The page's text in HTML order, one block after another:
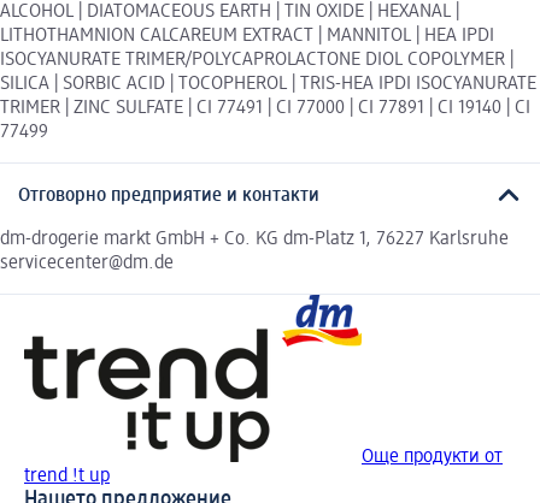
ALCOHOL | DIATOMACEOUS EARTH | TIN OXIDE | HEXANAL |
LITHOTHAMNION CALCAREUM EXTRACT | MANNITOL | HEA IPDI
ISOCYANURATE TRIMER/POLYCAPROLACTONE DIOL COPOLYMER |
SILICA | SORBIC ACID | TOCOPHEROL | TRIS-HEA IPDI ISOCYANURATE
TRIMER | ZINC SULFATE | CI 77491 | CI 77000 | CI 77891 | CI 19140 | CI
77499
Отговорно предприятие и контакти
dm-drogerie markt GmbH + Co. KG dm-Platz 1, 76227 Karlsruhe
servicecenter@dm.de
Още продукти от
trend !t up